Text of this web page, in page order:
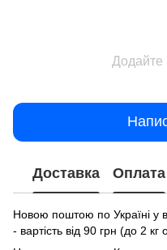
Додайте
Доставка Оплата
Новою поштою по Україні у
- вартість від 90 грн (до 2